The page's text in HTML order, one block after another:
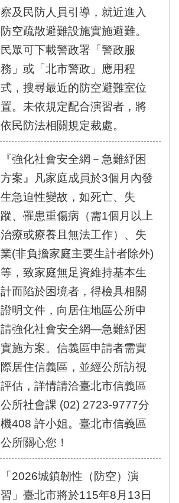
察及民防人員引導，就近進入
防空疏散避難設施實施避難。
民眾可下載警政署「警政服
務」或「北市警政」應用程
式，搜尋最近的防空避難室位
置。未依規定配合演習者，將
依民防法相關規定裁處。
『強化社會安全網－急難紓困
方案』凡家庭成員於3個月內發
生急迫性變故，如死亡、失
蹤、罹患重傷病（需1個月以上
治療或療養且無法工作）、失
業(非負擔家庭主要生計者除外)
等，致家庭無足資維持基本生
計而陷於困境者，得檢具相關
證明文件，向居住地區公所申
請強化社會安全網—急難紓困
實施方案。信義區申請者需實
際居住信義區，並經公所訪視
評估，詳情請洽臺北市信義區
公所社會課 (02) 2723-9777分
機408 許小姐。臺北市信義區
公所關心您！
「2026城鎮韌性（防空）演
習」臺北市將於115年8月13日